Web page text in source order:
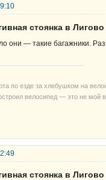
стоянка в Лигово
они — такие багажники.
по езде за хлебушком на
велосипед — это не мой
стоянка в Лигово